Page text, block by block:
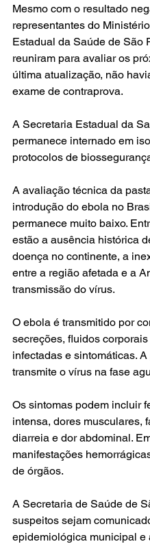
Mesmo com o resultado
representantes do
Estadual da Saúde de São
reuniram para avaliar os
última atualização, não
exame de contraprova.
A Secretaria Estadual da
permanece internado em
protocolos de
A avaliação técnica da
introdução do ebola no
permanece muito baixo.
estão a ausência histórica
doença no continente, a
entre a região afetada e a
transmissão do vírus.
O ebola é transmitido por
secreções, fluidos
infectadas e sintomáticas.
transmite o vírus na fase
Os sintomas podem incluir
intensa, dores musculares,
diarreia e dor abdominal.
manifestações
de órgãos.
A Secretaria de Saúde de
suspeitos sejam
epidemiológica municipal e